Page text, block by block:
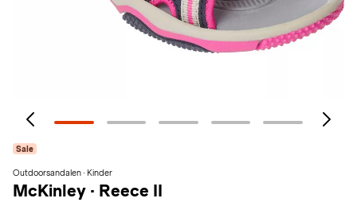
Sale
Outdoorsandalen · Kinder
McKinley · Reece II